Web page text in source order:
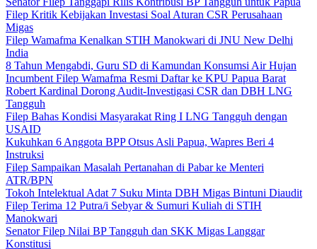
Filep Kritik Kebijakan Investasi Soal Aturan CSR Perusahaan
Migas
Filep Wamafma Kenalkan STIH Manokwari di JNU New Delhi
India
8 Tahun Mengabdi, Guru SD di Kamundan Konsumsi Air Hujan
Incumbent Filep Wamafma Resmi Daftar ke KPU Papua Barat
Robert Kardinal Dorong Audit-Investigasi CSR dan DBH LNG
Tangguh
Filep Bahas Kondisi Masyarakat Ring I LNG Tangguh dengan
USAID
Kukuhkan 6 Anggota BPP Otsus Asli Papua, Wapres Beri 4
Instruksi
Filep Sampaikan Masalah Pertanahan di Pabar ke Menteri
ATR/BPN
Tokoh Intelektual Adat 7 Suku Minta DBH Migas Bintuni Diaudit
Filep Terima 12 Putra/i Sebyar & Sumuri Kuliah di STIH
Manokwari
Senator Filep Nilai BP Tangguh dan SKK Migas Langgar
Konstitusi